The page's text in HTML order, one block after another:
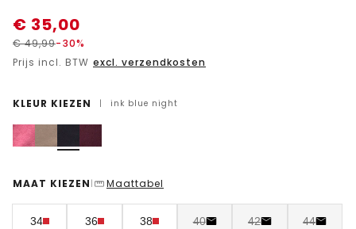
€ 35,00
€49,99-30%
Prijs incl. BTW excl. verzendkosten
KLEUR KIEZEN | ink blue night
MAAT KIEZEN | Maattabel
34 36 38 40 42 44